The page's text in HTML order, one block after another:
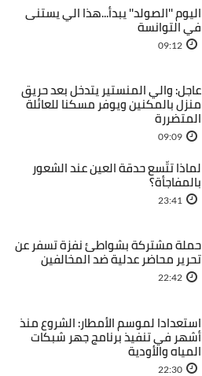
اليوم ''الصولد'' يبدأ...هذا الي يستنى
في التوانسة
09:12
عاجل: والي المنستير يتدخل بعد حريق
منزل بالمكنين ويوفر مسكنا للعائلة
المتضررة
09:09
لماذا تتّسع حدقة العين عند الشعور
بالمفاجأة؟
23:41
حملة مشتركة بشواطئ نفزة تسفر عن
تحرير محاضر عدلية ضد المخالفين
22:42
استعدادا لموسم الأمطار: الشروع منذ
أشهر في تنفيذ برنامج جهر شبكات
المياه والأودية
22:30